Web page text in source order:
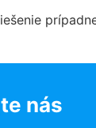
nás